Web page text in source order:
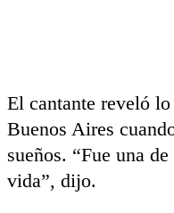
El cantante reveló
Buenos Aires
sueños. “Fue una
vida”, dijo.